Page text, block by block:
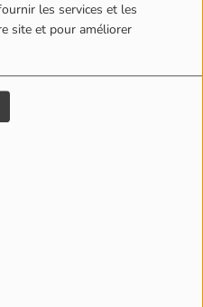
les services et les
site et pour améliorer
FOX – LE
VOUS DES
LOCAUX